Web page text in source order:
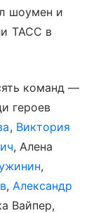
шоумен и
ТАСС в
команд —
героев
, Виктория
, Алена
,
, Александр
Вайпер,